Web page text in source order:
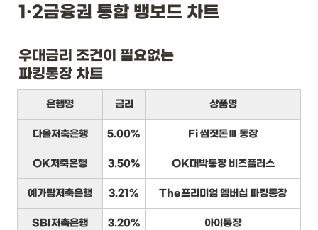
1·2금융권 통합 뱅보드 차트
우대금리 조건이 필요없는
파킹통장 차트
은행명 금리 상품명
다올저축은행 5.00% Fi 쌈짓돈Ⅲ 통장
OK저축은행 3.50% OK대박통장 비즈플러스
예가람저축은행 3.21% The프리미엄 멤버십 파킹통장
SBI저축은행 3.20% 아이통장